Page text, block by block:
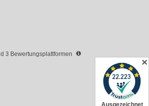
3 Bewertungsplattformen
✕